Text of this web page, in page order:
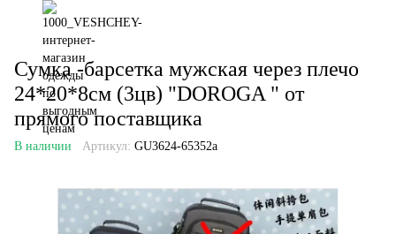
Сумка -барсетка мужская через плечо
24*20*8см (3цв) "DOROGA " от
прямого поставщика
В наличии Артикул: GU3624-65352a